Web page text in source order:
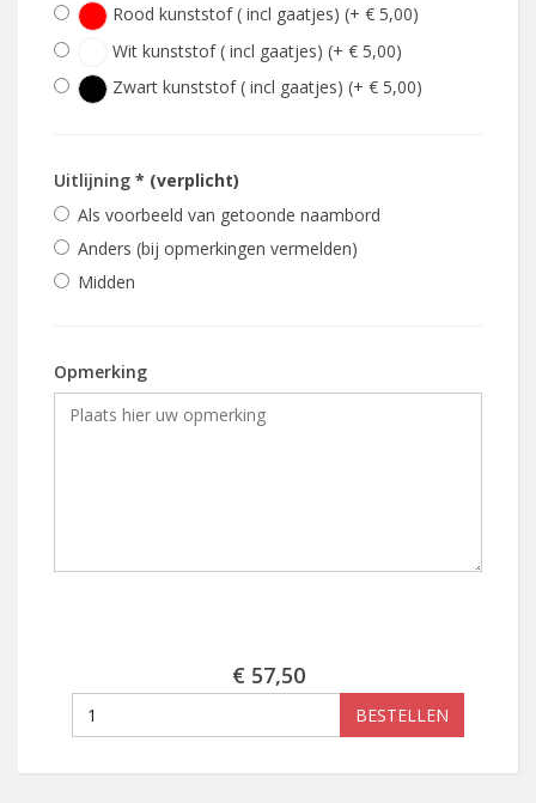
Rood kunststof ( incl gaatjes) (+ € 5,00)
Wit kunststof ( incl gaatjes) (+ € 5,00)
Zwart kunststof ( incl gaatjes) (+ € 5,00)
Uitlijning * (verplicht)
Als voorbeeld van getoonde naambord
Anders (bij opmerkingen vermelden)
Midden
Opmerking
€ 57,50
BESTELLEN